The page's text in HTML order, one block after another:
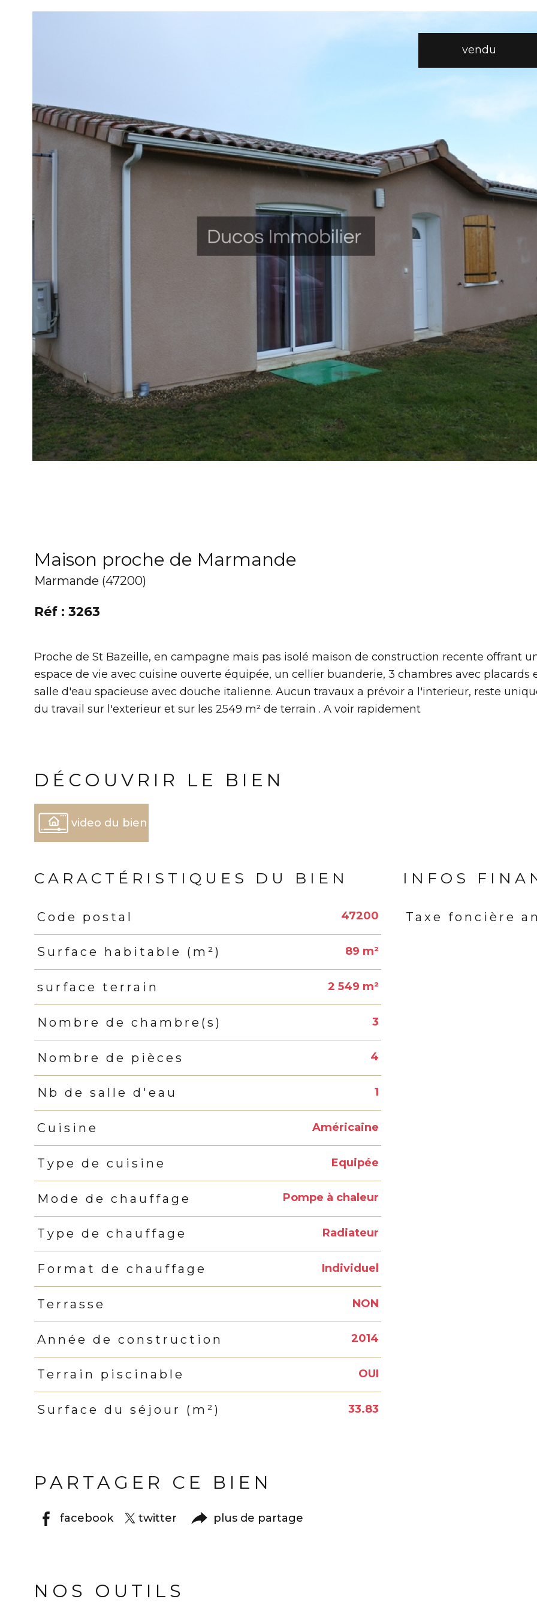
vendu
Maison proche de Marmande
Marmande (47200)
Réf : 3263
Proche de St Bazeille, en campagne mais pas isolé maison de construction recente offrant
espace de vie avec cuisine ouverte équipée, un cellier buanderie, 3 chambres avec placards
salle d'eau spacieuse avec douche italienne. Aucun travaux a prévoir a l'interieur, reste
du travail sur l'exterieur et sur les 2549 m² de terrain . A voir rapidement
DÉCOUVRIR LE BIEN
video du bien
CARACTÉRISTIQUES DU BIEN
Caractéristiques
Code postal 47200
Surface habitable (m²) 89 m²
surface terrain 2 549 m²
Nombre de chambre(s) 3
Nombre de pièces 4
Nb de salle d'eau 1
Cuisine Américaine
Type de cuisine Equipée
Mode de chauffage Pompe à chaleur
Type de chauffage Radiateur
Format de chauffage Individuel
Terrasse NON
Année de construction 2014
Terrain piscinable OUI
Surface du séjour (m²) 33.83
INFOS
Caractéristiques Valeurs
Taxe foncière
PARTAGER CE BIEN
facebook twitter plus de partage
NOS OUTILS